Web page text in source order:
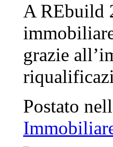
A REbuild
grazie
Postato